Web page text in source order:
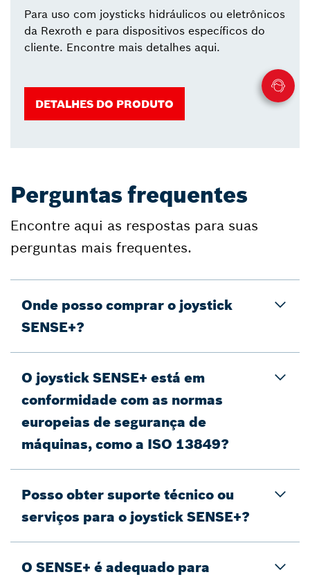
Para uso com joysticks hidráulicos ou eletrônicos
da Rexroth e para dispositivos específicos do
cliente. Encontre mais detalhes aqui.
DETALHES DO PRODUTO
Perguntas frequentes
Encontre aqui as respostas para suas
perguntas mais frequentes.
Onde posso comprar o joystick
SENSE+?
O joystick SENSE+ está em
conformidade com as normas
europeias de segurança de
máquinas, como a ISO 13849?
Posso obter suporte técnico ou
serviços para o joystick SENSE+?
O SENSE+ é adequado para